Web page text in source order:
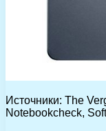
Источники: The
Notebookcheck,